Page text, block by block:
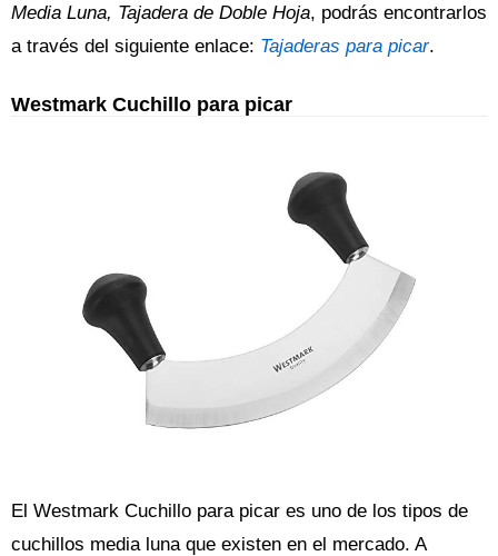
Media Luna, Tajadera de Doble Hoja, podrás encontrarlos
a través del siguiente enlace: Tajaderas para picar.
Westmark Cuchillo para picar
El Westmark Cuchillo para picar es uno de los tipos de
cuchillos media luna que existen en el mercado. A